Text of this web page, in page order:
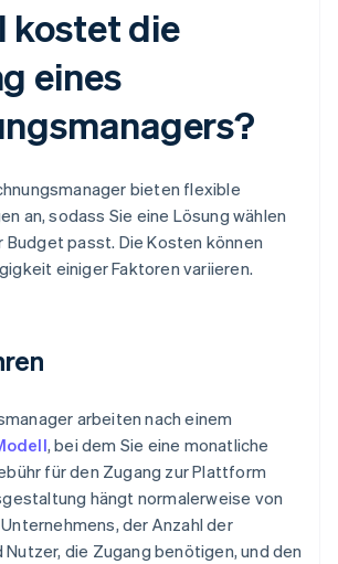
kostet die
eines
bieten flexible
an, sodass Sie eine Lösung wählen
Budget passt. Die Kosten können
einiger Faktoren variieren.
arbeiten nach einem
, bei dem Sie eine monatliche
für den Zugang zur Plattform
hängt normalerweise von
der Anzahl der
Nutzer, die Zugang benötigen, und den